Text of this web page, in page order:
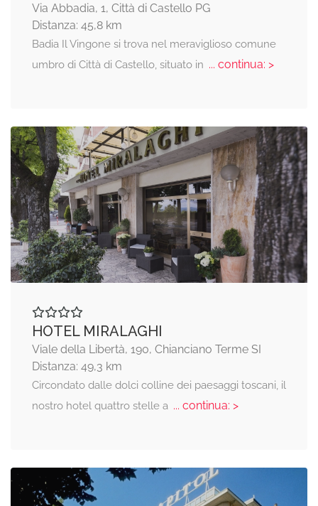
Via Abbadia, 1, Città di Castello PG
Distanza: 45,8 km
Badia Il Vingone si trova nel meraviglioso comune
umbro di Città di Castello, situato in ... continua: >
HOTEL MIRALAGHI
Viale della Libertà, 190, Chianciano Terme SI
Distanza: 49,3 km
Circondato dalle dolci colline dei paesaggi toscani, il
nostro hotel quattro stelle a... continua: >